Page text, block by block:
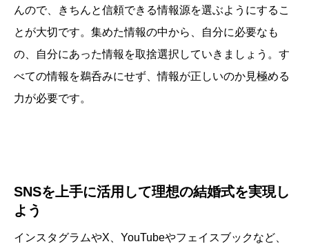
んので、きちんと信頼できる情報源を選ぶようにするこ
とが大切です。集めた情報の中から、自分に必要なも
の、自分にあった情報を取捨選択していきましょう。す
べての情報を鵜呑みにせず、情報が正しいのか見極める
力が必要です。
SNSを上手に活用して理想の結婚式を実現し
よう
インスタグラムやX、YouTubeやフェイスブックなど、